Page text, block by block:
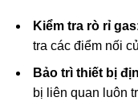
Kiểm tra rò rỉ gas
tra các điểm nối
Bảo trì thiết bị
bị liên quan luôn